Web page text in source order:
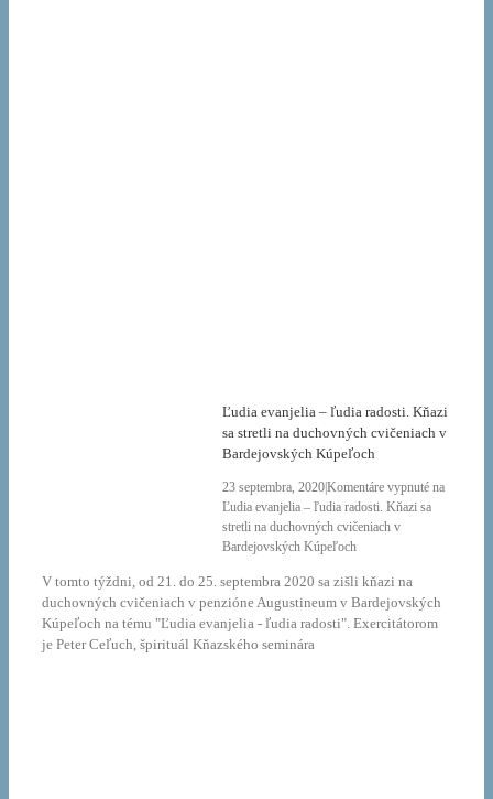
Ľudia evanjelia – ľudia radosti. Kňazi
sa stretli na duchovných cvičeniach v
Bardejovských Kúpeľoch
23 septembra, 2020Komentáre vypnuté na
Ľudia evanjelia – ľudia radosti. Kňazi sa
stretli na duchovných cvičeniach v
Bardejovských Kúpeľoch
V tomto týždni, od 21. do 25. septembra 2020 sa zišli kňazi na
duchovných cvičeniach v penzióne Augustineum v Bardejovských
Kúpeľoch na tému "Ľudia evanjelia - ľudia radosti". Exercitátorom
je Peter Ceľuch, špirituál Kňazského seminára